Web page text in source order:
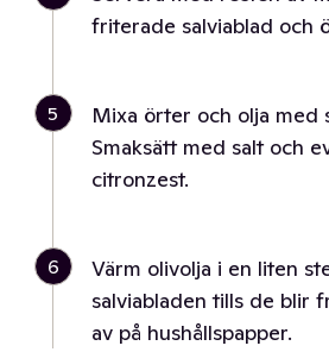
friterade salviablad och
5
Mixa örter och olja med
Smaksätt med salt och
citronzest.
6
Värm olivolja i en liten
salviabladen tills de blir
av på hushållspapper.